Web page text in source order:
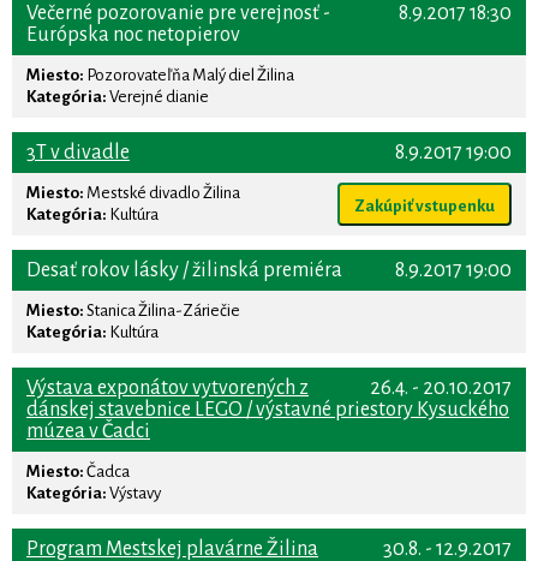
8.9.2017 18:30
Večerné pozorovanie pre verejnosť -
Európska noc netopierov
Miesto: Pozorovateľňa Malý diel Žilina
Kategória: Verejné dianie
8.9.2017 19:00
3T v divadle
Zakúpiť vstupenku
Miesto: Mestské divadlo Žilina
Kategória: Kultúra
8.9.2017 19:00
Desať rokov lásky / žilinská premiéra
Miesto: Stanica Žilina-Záriečie
Kategória: Kultúra
26.4. - 20.10.2017
Výstava exponátov vytvorených z
dánskej stavebnice LEGO / výstavné priestory Kysuckého
múzea v Čadci
Miesto: Čadca
Kategória: Výstavy
30.8. - 12.9.2017
Program Mestskej plavárne Žilina